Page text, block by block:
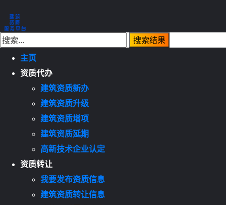
主页
资质代办
建筑资质新办
建筑资质升级
建筑资质增项
建筑资质延期
高新技术企业认定
资质转让
我要发布资质信息
建筑资质转让信息